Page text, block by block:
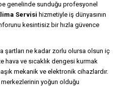
genelinde sunduğu profesyonel
Servisi hizmetiyle iş dünyasının
kesintisiz bir hızla güvence
şartları ne kadar zorlu olursa olsun iç
hava ve sıcaklık dengesi kurmak
mekanik ve elektronik cihazlardır.
yoğun olduğu